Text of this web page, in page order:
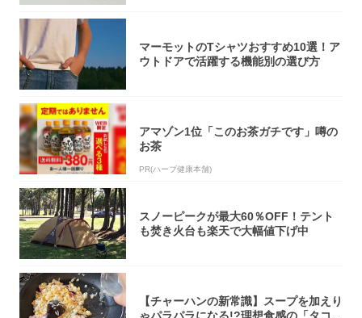
マーモットのTシャツおすすめ10選！ア
ウトドアで活躍する機能別の選び方
アマゾン1位「このお茶ガチです」噂の
お茶
PR(ハーブ健康本舗)
スノーピークが最大60％OFF！テント
も焚き火台も楽天で大幅値下げ中
【チャーハンの新常識】スープを加えり